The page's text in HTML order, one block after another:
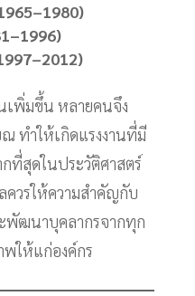
เพิ่มขึ้น หลายคนจึง
ทำให้เกิดแรงงานที่มี
ที่สุดในประวัติศาสตร์
วรให้ความสำคัญกับ
ะพัฒนาบุคลากรจากทุก
พให้แก่องค์กร